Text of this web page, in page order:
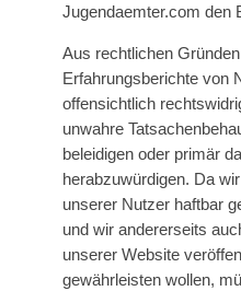
Jugendaemter.com den
Aus rechtlichen
Erfahrungsberichte von
offensichtlich
unwahre
beleidigen oder primär
herabzuwürdigen. Da
unserer Nutzer haftbar
und wir andererseits
unserer Website
gewährleisten wollen,